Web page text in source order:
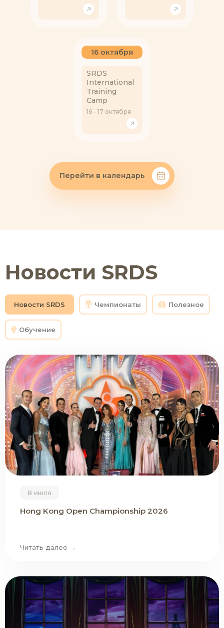
16 октября
SRDS
International
Training
Camp
16 - 17 октября
Перейти в календарь
Новости SRDS
Новости SRDS Чемпионаты Полезное
Обучение
8 июля
Hong Kong Open Championship 2026
Читать далее →